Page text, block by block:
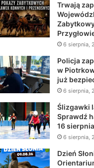
Trwają
6 sierpnia,
Policja
w
już
6 sierpnia,
Ślizgawki
Sprawdź
16
6 sierpnia,
Dzień